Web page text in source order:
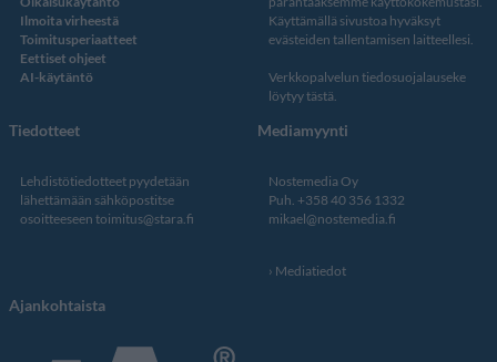
Ilmoita virheestä
Toimitusperiaatteet
Eettiset ohjeet
AI-käytäntö
Käyttämällä sivustoa hyväksyt
evästeiden tallentamisen laitteellesi.
Verkkopalvelun tiedosuojalauseke
löytyy tästä
Tiedotteet
Lehdistötiedotteet pyydetään
lähettämään sähköpostitse
osoitteeseen toimitus@stara.fi
Mediamyynti
Nostemedia Oy
Puh. +358 40 356 1332
mikael@nostemedia.fi
Mediatiedot
Ajankohtaista